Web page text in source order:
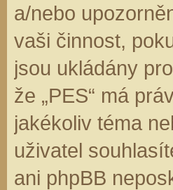
a/nebo
vaši činnost,
jsou ukládány
že „PES“ má
jakékoliv téma
uživatel
ani phpBB